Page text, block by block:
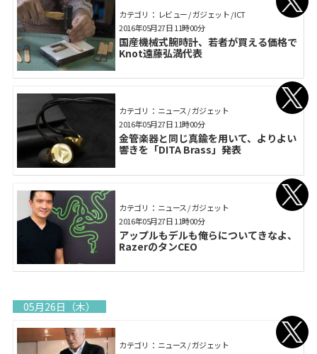
カテゴリ： レビュー / ガジェット / ICT
国産機械式腕時計、若者が買える価格で
Knot遠藤弘満代表
2016年05月27日 11時00分
カテゴリ： ニュース / ガジェット
金管楽器と同じ真鍮を用いて、よりよい
響きを「DITA Brass」発表
2016年05月27日 11時00分
カテゴリ： ニュース / ガジェット
アップルもデルも俺らについてきなよ、
RazerのタンCEO
2016年05月27日 11時00分
05月26日（木）
カテゴリ： ニュース / ガジェット